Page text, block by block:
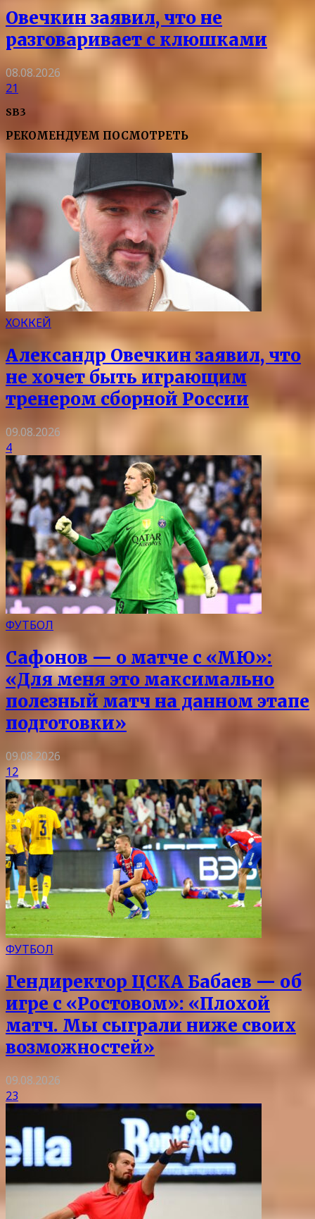
Овечкин заявил, что не
разговаривает с клюшками
08.08.2026
21
SB3
РЕКОМЕНДУЕМ ПОСМОТРЕТЬ
ХОККЕЙ
Александр Овечкин заявил, что
не хочет быть играющим
тренером сборной России
09.08.2026
4
ФУТБОЛ
Сафонов — о матче с «МЮ»:
«Для меня это максимально
полезный матч на данном этапе
подготовки»
09.08.2026
12
ФУТБОЛ
Гендиректор ЦСКА Бабаев — об
игре с «Ростовом»: «Плохой
матч. Мы сыграли ниже своих
возможностей»
09.08.2026
23